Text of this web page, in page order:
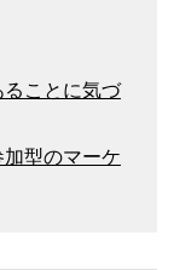
ことに気づ
型のマーケ